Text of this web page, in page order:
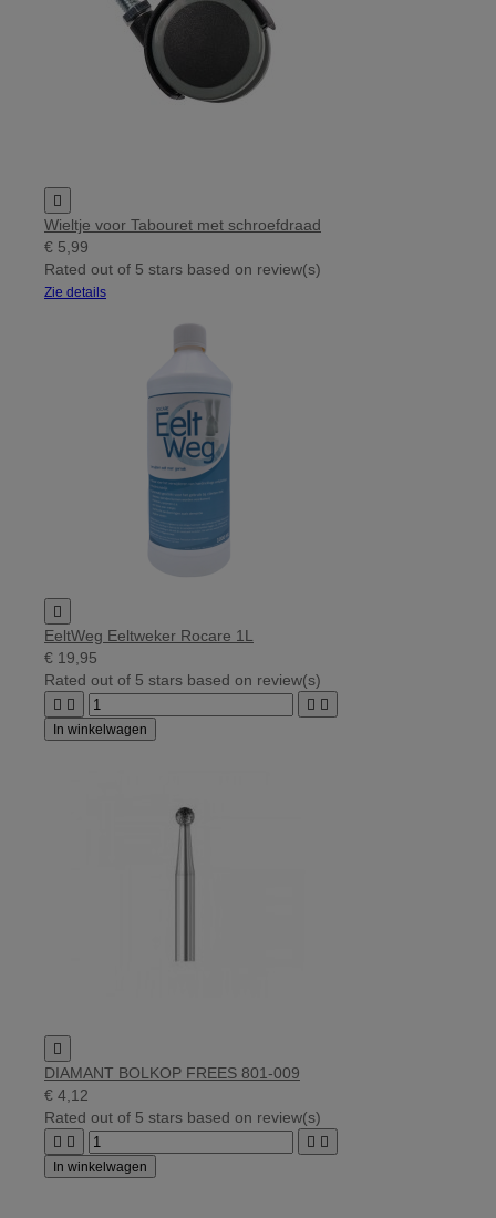

Wieltje voor Tabouret met schroefdraad
€ 5,99
Rated out of 5 stars based on review(s)
Zie details

EeltWeg Eeltweker Rocare 1L
€ 19,95
Rated out of 5 stars based on review(s)
   
In winkelwagen

DIAMANT BOLKOP FREES 801-009
€ 4,12
Rated out of 5 stars based on review(s)
   
In winkelwagen